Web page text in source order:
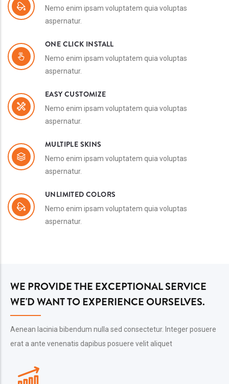
Nemo enim ipsam voluptatem quia voluptas
aspernatur.
ONE CLICK INSTALL
Nemo enim ipsam voluptatem quia voluptas
aspernatur.
EASY CUSTOMIZE
Nemo enim ipsam voluptatem quia voluptas
aspernatur.
MULTIPLE SKINS
Nemo enim ipsam voluptatem quia voluptas
aspernatur.
UNLIMITED COLORS
Nemo enim ipsam voluptatem quia voluptas
aspernatur.
WE PROVIDE THE EXCEPTIONAL SERVICE
WE'D WANT TO EXPERIENCE OURSELVES.
Aenean lacinia bibendum nulla sed consectetur. Integer posuere
erat a ante venenatis dapibus posuere velit aliquet